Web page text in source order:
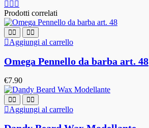
Prodotti correlati
Aggiungi al carrello
Omega Pennello da barba art. 48
€7.90
Aggiungi al carrello